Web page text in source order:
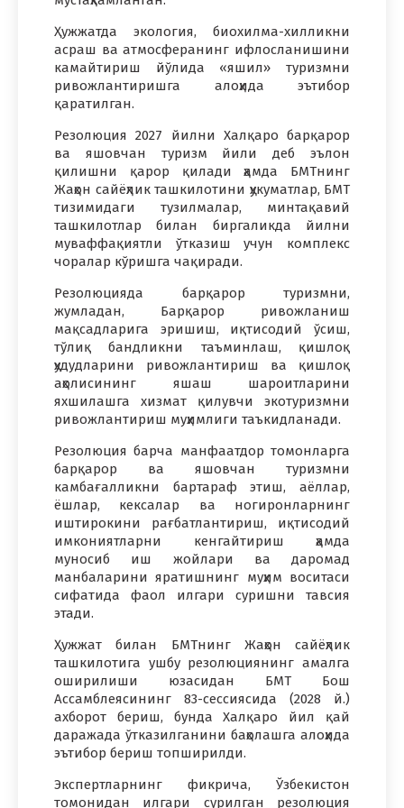
Ҳужжатда экология, биохилма-хилликни
асраш ва атмосферанинг ифлосланишини
камайтириш йўлида «яшил» туризмни
ривожлантиришга алоҳида эътибор
қаратилган.
Резолюция 2027 йилни Халқаро барқарор
ва яшовчан туризм йили деб эълон
қилишни қарор қилади ҳамда БМТнинг
Жаҳон сайёҳлик ташкилотини ҳукуматлар, БМТ
тизимидаги тузилмалар, минтақавий
ташкилотлар билан биргаликда йилни
муваффақиятли ўтказиш учун комплекс
чоралар кўришга чақиради.
Резолюцияда барқарор туризмни,
жумладан, Барқарор ривожланиш
мақсадларига эришиш, иқтисодий ўсиш,
тўлиқ бандликни таъминлаш, қишлоқ
ҳудудларини ривожлантириш ва қишлоқ
аҳолисининг яшаш шароитларини
яхшилашга хизмат қилувчи экотуризмни
ривожлантириш муҳимлиги таъкидланади.
Резолюция барча манфаатдор томонларга
барқарор ва яшовчан туризмни
камбағалликни бартараф этиш, аёллар,
ёшлар, кексалар ва ногиронларнинг
иштирокини рағбатлантириш, иқтисодий
имкониятларни кенгайтириш ҳамда
муносиб иш жойлари ва даромад
манбаларини яратишнинг муҳим воситаси
сифатида фаол илгари суришни тавсия
этади.
Ҳужжат билан БМТнинг Жаҳон сайёҳлик
ташкилотига ушбу резолюциянинг амалга
оширилиши юзасидан БМТ Бош
Ассамблеясининг 83-сессиясида (2028 й.)
ахборот бериш, бунда Халқаро йил қай
даражада ўтказилганини баҳолашга алоҳида
эътибор бериш топширилди.
Экспертларнинг фикрича, Ўзбекистон
томонидан илгари сурилган резолюция